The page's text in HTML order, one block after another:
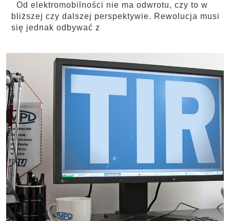
Od elektromobilności nie ma odwrotu, czy to w
bliższej czy dalszej perspektywie. Rewolucja musi
się jednak odbywać z